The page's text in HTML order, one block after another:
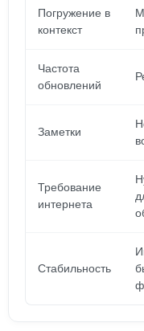
Погружение в
контекст
Частота
обновлений
Заметки
Требование
интернета
Стабильность